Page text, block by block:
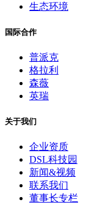
生态环境
国际合作
普派克
格拉利
森薇
英瑞
关于我们
企业资质
DSL科技园
新闻&视频
联系我们
董事长专栏